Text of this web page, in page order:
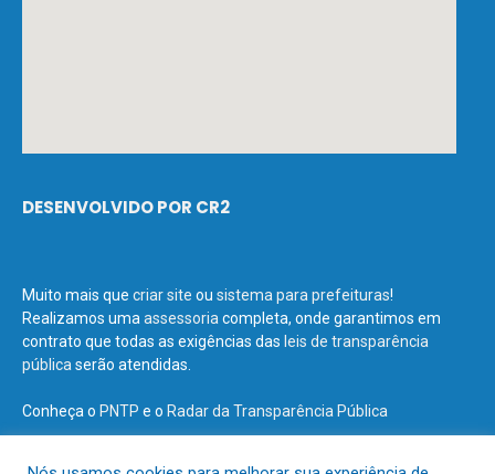
DESENVOLVIDO POR CR2
Muito mais que criar site ou sistema para prefeituras!
Realizamos uma assessoria completa, onde garantimos em
contrato que todas as exigências das leis de transparência
pública serão atendidas.
Conheça o PNTP e o Radar da Transparência Pública